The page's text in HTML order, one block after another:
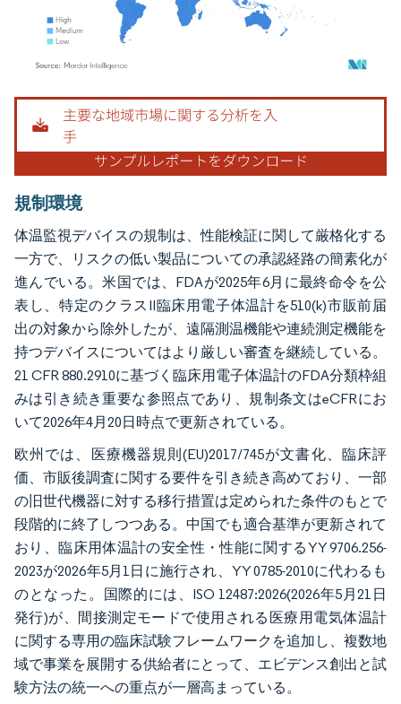
画像 © Mordor Intelligence。再利用にはCC BY 4.0の表示が必要です。
規制環境
体温監視デバイスの規制は、性能検証に関して厳格化する
一方で、リスクの低い製品についての承認経路の簡素化が
進んでいる。米国では、FDAが2025年6月に最終命令を公
表し、特定のクラスII臨床用電子体温計を510(k)市販前届
出の対象から除外したが、遠隔測温機能や連続測定機能を
持つデバイスについてはより厳しい審査を継続している。
21 CFR 880.2910に基づく臨床用電子体温計のFDA分類枠組
みは引き続き重要な参照点であり、規制条文はeCFRにお
いて2026年4月20日時点で更新されている。
欧州では、医療機器規則(EU)2017/745が文書化、臨床評
価、市販後調査に関する要件を引き続き高めており、一部
の旧世代機器に対する移行措置は定められた条件のもとで
段階的に終了しつつある。中国でも適合基準が更新されて
おり、臨床用体温計の安全性・性能に関するYY 9706.256-
2023が2026年5月1日に施行され、YY 0785-2010に代わるも
のとなった。国際的には、ISO 12487:2026(2026年5月21日
発行)が、間接測定モードで使用される医療用電気体温計
に関する専用の臨床試験フレームワークを追加し、複数地
域で事業を展開する供給者にとって、エビデンス創出と試
験方法の統一への重点が一層高まっている。